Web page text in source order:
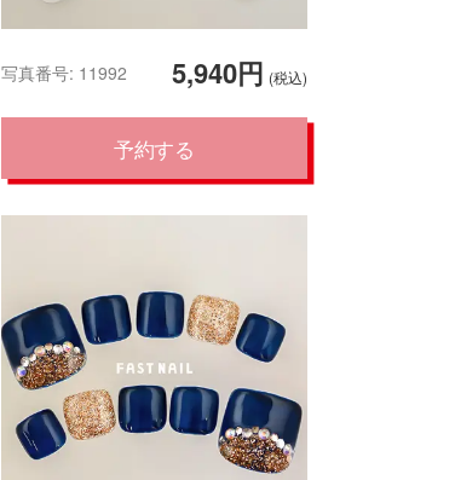
5,940円 (税込)
写真番号: 11992
予約する